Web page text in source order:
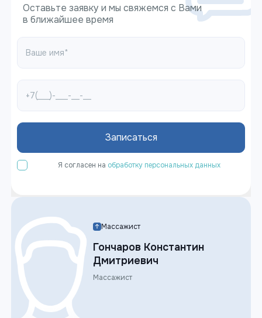
Оставьте заявку и мы свяжемся с Вами
в ближайшее время
Записаться
Я согласен на обработку персональных данных
Массажист
Гончаров Константин
Дмитриевич
Массажист